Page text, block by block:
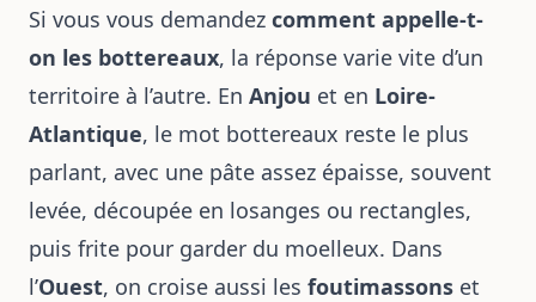
Si vous vous demandez comment appelle-t-
on les bottereaux, la réponse varie vite d’un
territoire à l’autre. En Anjou et en Loire-
Atlantique, le mot bottereaux reste le plus
parlant, avec une pâte assez épaisse, souvent
levée, découpée en losanges ou rectangles,
puis frite pour garder du moelleux. Dans
l’Ouest, on croise aussi les foutimassons et